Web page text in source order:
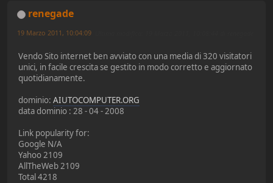
renegade
19 Marzo 2011, 10:04:09
Vendo Sito internet ben avviato con una media di 320 visitatori
unici, in facile crescita se gestito in modo corretto e aggiornato
quotidianamente.
dominio: AIUTOCOMPUTER.ORG
data dominio : 28 - 04 - 2008
Link popularity for:
Google N/A
Yahoo 2109
AllTheWeb 2109
Total 4218